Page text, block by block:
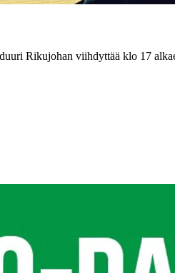
Rikujohan viihdyttää klo 17